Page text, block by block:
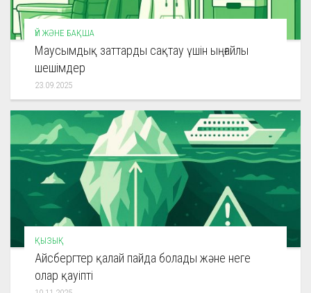
ҮЙ ЖӘНЕ БАҚША
Маусымдық заттарды сақтау үшін ыңғайлы
шешімдер
23.09.2025
ҚЫЗЫҚ
Айсбергтер қалай пайда болады және неге
олар қауіпті